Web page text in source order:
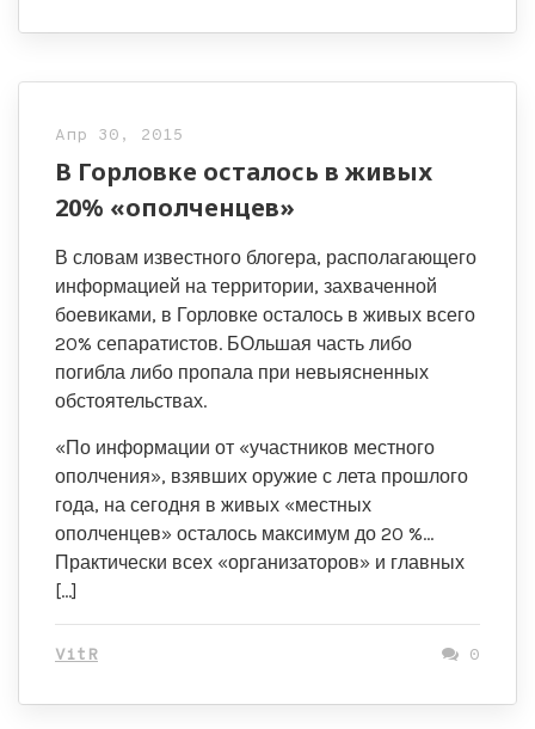
Апр 30, 2015
В Горловке осталось в живых
20% «ополченцев»
В словам известного блогера, располагающего
информацией на территории, захваченной
боевиками, в Горловке осталось в живых всего
20% сепаратистов. БОльшая часть либо
погибла либо пропала при невыясненных
обстоятельствах.
«По информации от «участников местного
ополчения», взявших оружие с лета прошлого
года, на сегодня в живых «местных
ополченцев» осталось максимум до 20 %…
Практически всех «организаторов» и главных
[…]
VitR 0